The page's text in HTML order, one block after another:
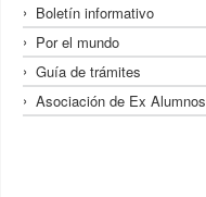
Boletín informativo
Por el mundo
Guía de trámites
Asociación de Ex Alumnos